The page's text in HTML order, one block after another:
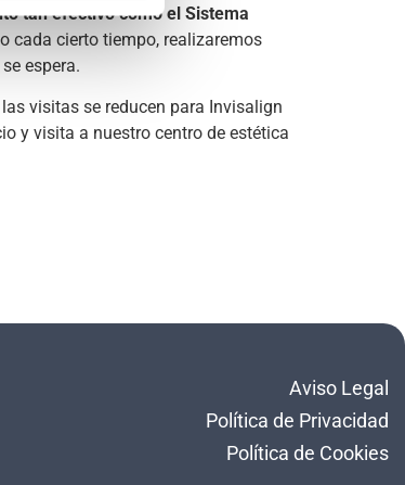
tan efectivo como el Sistema
cada cierto tiempo, realizaremos
espera.
visitas se reducen para Invisalign
y visita a nuestro centro de estética
Aviso Legal
Política de Privacidad
Política de Cookies